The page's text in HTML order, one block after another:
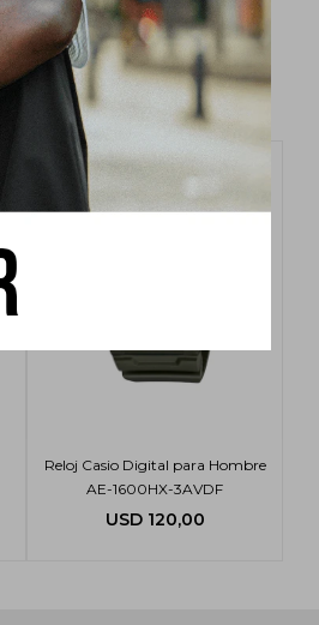
Reloj Casio Digital para Hombre
AE-1600HX-3AVDF
USD 120,00